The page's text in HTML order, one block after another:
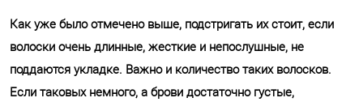
Как уже было отмечено выше, подстригать их стоит, если
волоски очень длинные, жесткие и непослушные, не
поддаются укладке. Важно и количество таких волосков.
Если таковых немного, а брови достаточно густые,